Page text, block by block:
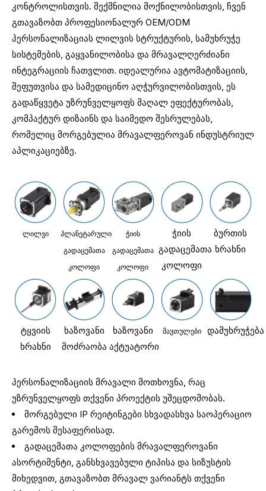
კონტროლისთვის. შექმნილია მოქნილობისთვის, ჩვენ
გთავაზობთ პროფესიონალურ OEM/ODM
პერსონალიზაციას ლილვის სტრუქტურის, სამუხრუჭე
სისტემების, გაყვანილობისა და მრავალღერძიანი
ინტეგრაციის ჩათვლით. იდეალურია ავტომატიზაციის,
შეფუთვისა და სამედიცინო აღჭურვილობისთვის, ეს
გადაწყვეტა უზრუნველყოფს მაღალ ეფექტურობას,
კომპაქტურ დიზაინს და საიმედო შესრულებას,
რომელიც მორგებულია მრავალფეროვან ინდუსტრიულ
აპლიკაციებზე.
ლილვი
პლანეტარული
გადაცემათა
კოლოფი
ჭიის
გადაცემათა
კოლოფი
ჭიის
გადაცემათა
კოლოფი
ბურთის
ხრახნი
ტყვიის
ხრახნი
ხაზოვანი
მოძრაობა
ხაზოვანი
აქტუატორი
მავთულები დამუხრუჭება
პერსონალიზაციის მრავალი მოთხოვნა, რაც
უზრუნველყოფს თქვენი პროექტის უშეცდომობას.
მორგებული IP რეიტინგები სხვადასხვა საოპერაციო
გარემოს შესაფერისად.
გადაცემათა კოლოფების მრავალფეროვანი
ასორტიმენტი, განსხვავებული ტიპისა და სიზუსტის
მიხედვით, გთავაზობთ მრავალ ვარიანტს თქვენი